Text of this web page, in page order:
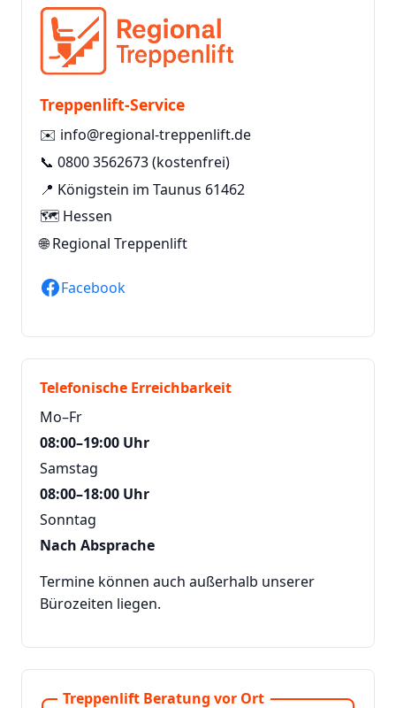
Treppenlift-Service
✉️ info@regional-treppenlift.de
📞 0800 3562673(kostenfrei)
📍 Königstein im Taunus 61462
🗺️ Hessen
🌐Regional Treppenlift
Facebook
Telefonische Erreichbarkeit
Mo–Fr
08:00–19:00 Uhr
Samstag
08:00–18:00 Uhr
Sonntag
Nach Absprache
Termine können auch außerhalb unserer
Bürozeiten liegen.
Treppenlift Beratung vor Ort